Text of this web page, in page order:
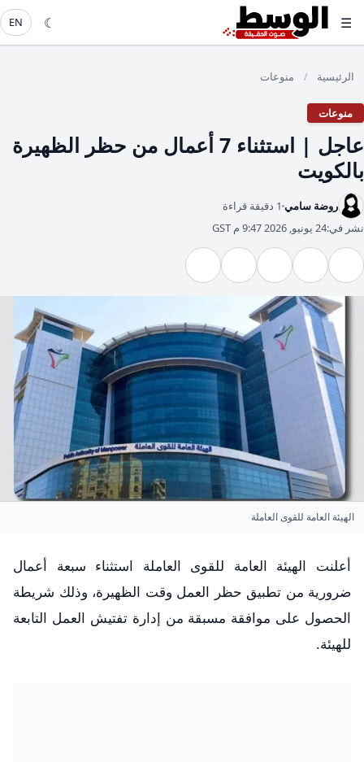
☰
☾
EN
الرئيسية / منوعات
منوعات
عاجل | استثناء 7 أعمال من حظر الظهيرة
بالكويت
روضة سامي 1 دقيقة قراءة
نشر في:24 يونيو, 2026 9:47 م GST
الهيئة العامة للقوى العاملة
أعلنت الهيئة العامة للقوى العاملة استثناء سبعة أعمال
ضرورية من تطبيق حظر العمل وقت الظهيرة، وذلك شريطة
الحصول على موافقة مسبقة من إدارة تفتيش العمل التابعة
للهيئة.